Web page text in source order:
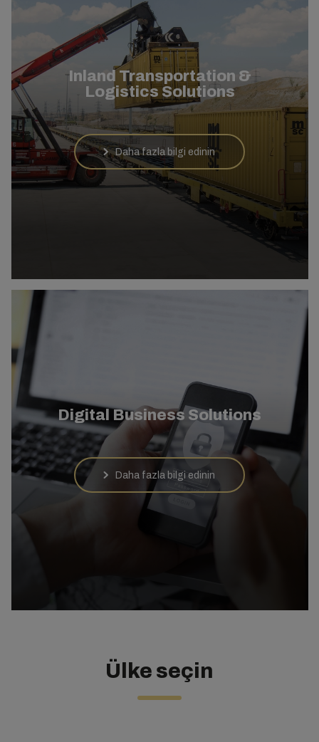
Inland Transportation &
Logistics Solutions
Daha fazla bilgi edinin
Digital Business Solutions
Daha fazla bilgi edinin
Ülke seçin